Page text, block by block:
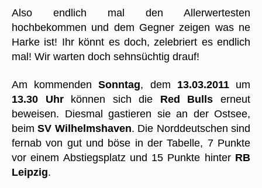
Also endlich mal den Allerwertesten
hochbekommen und dem Gegner zeigen was ne
Harke ist! Ihr könnt es doch, zelebriert es endlich
mal! Wir warten doch sehnsüchtig drauf!
Am kommendenSonntag, dem 13.03.2011um
13.30 Uhrkönnen sich die Red Bulls erneut
beweisen. Diesmal gastieren sie an der Ostsee,
beimSV Wilhelmshaven. Die Norddeutschen sind
fernab von gut und böse in der Tabelle, 7 Punkte
vor einem Abstiegsplatz und 15 Punkte hinter RB
Leipzig.